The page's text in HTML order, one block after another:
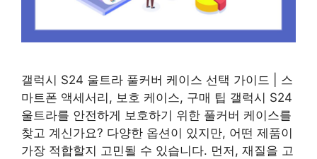
갤럭시 S24 울트라 풀커버 케이스 선택 가이드 | 스
마트폰 액세서리, 보호 케이스, 구매 팁 갤럭시 S24
울트라를 안전하게 보호하기 위한 풀커버 케이스를
찾고 계신가요? 다양한 옵션이 있지만, 어떤 제품이
가장 적합할지 고민될 수 있습니다. 먼저, 재질을 고